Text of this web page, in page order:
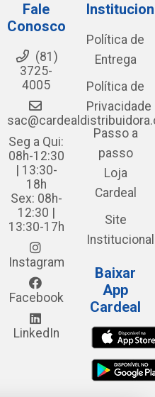
Fale
Conosco
(81)
3725-
4005
Seg a Qui:
08h-12:30
| 13:30-
18h
Sex: 08h-
12:30 |
13:30-17h
Instagram
Facebook
LinkedIn
Política de
Entrega
Política de
Privacidade
Passo a
passo
Loja
Cardeal
Site
Institucional
Baixar
App
Cardeal